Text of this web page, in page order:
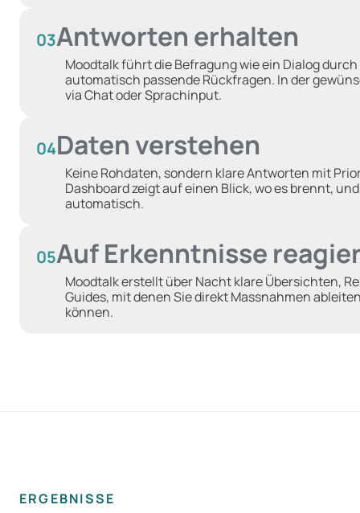
03Antworten erhalten
Moodtalk führt die Befragung wie ein Dialog
automatisch passende Rückfragen. In der
via Chat oder Sprachinput.
04Daten verstehen
Keine Rohdaten, sondern klare Antworten mit
Dashboard zeigt auf einen Blick, wo es brennt,
automatisch.
05Auf Erkenntnisse
Moodtalk erstellt über Nacht klare Übersichten,
Guides, mit denen Sie direkt Massnahmen
können.
ERGEBNISSE